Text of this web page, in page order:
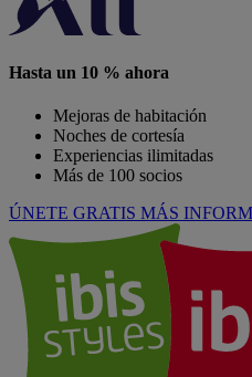
Hasta un 10 % ahora
Mejoras de habitación
Noches de cortesía
Experiencias ilimitadas
Más de 100 socios
ÚNETE GRATIS MÁS